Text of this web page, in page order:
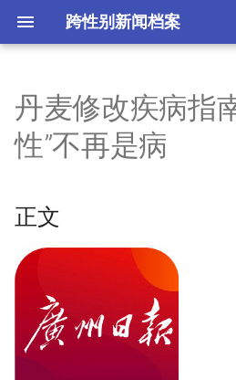
跨性别新闻档案
a
正文
附加信息 [Processed Page
丹麦修改疾病指
性”不再是病
正文